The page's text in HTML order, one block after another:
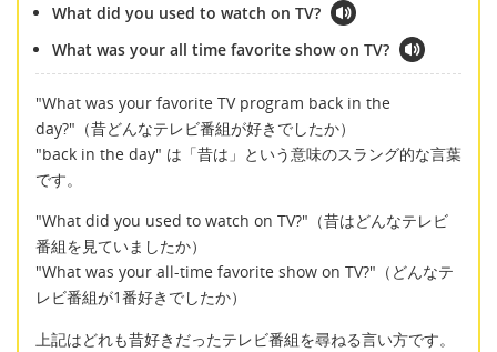
What did you used to watch on TV?
What was your all time favorite show on TV?
"What was your favorite TV program back in the
day?"（昔どんなテレビ番組が好きでしたか）
"back in the day" は「昔は」という意味のスラング的な言葉
です。
"What did you used to watch on TV?"（昔はどんなテレビ
番組を見ていましたか）
"What was your all-time favorite show on TV?"（どんなテ
レビ番組が1番好きでしたか）
上記はどれも昔好きだったテレビ番組を尋ねる言い方です。